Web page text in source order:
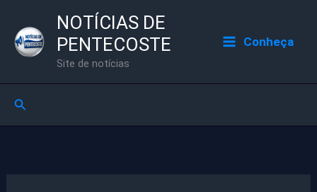
para
NOTÍCIAS DE
PENTECOSTE
Site de notícias
Conheça
Pesquisar